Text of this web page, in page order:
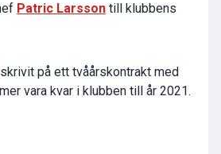
Patric Larsson till klubbens
på ett tvåårskontrakt med
vara kvar i klubben till år 2021.